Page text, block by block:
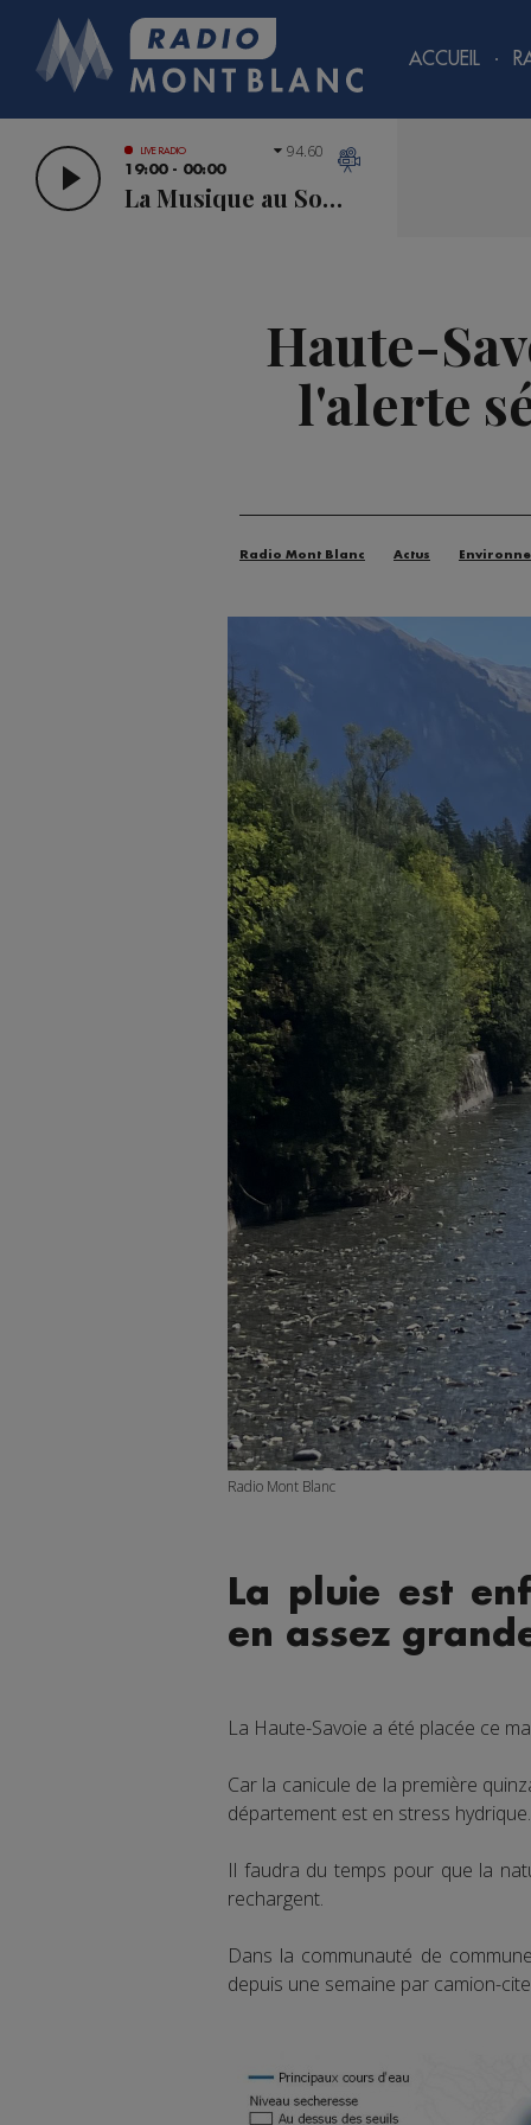
ACCUEIL
LIVE RADIO
19:00 - 00:00
La Musique au Sommet
94.60
Haute-
l'alerte
Radio Mont Blanc Actus
Radio Mont Blanc
La pluie est
en assez
La Haute-Savoie a été placée ce
Car la canicule de la première
département est en stress hydrique.
Il faudra du temps pour que la
rechargent.
Dans la communauté de
depuis une semaine par camion-